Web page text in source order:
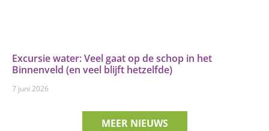
Excursie water: Veel gaat op de schop in het
Binnenveld (en veel blijft hetzelfde)
7 juni 2026
MEER NIEUWS